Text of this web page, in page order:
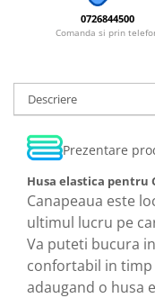
0726844500
Comanda si prin
Descriere
Prezentare
Husa elastica pentru
Canapeaua este
ultimul lucru pe
Va puteti bucura
confortabil in timp
adaugand o husa